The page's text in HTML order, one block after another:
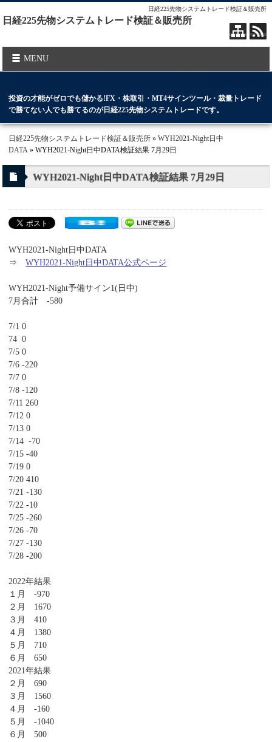
日経225先物システムトレード検証＆販売所
日経225先物システムトレード検証＆販売所
MENU
投資の才能がゼロでも儲かる!FX・株取引・MT4サインツール・裁量トレード
で勝てない人でも勝てるのが日経225先物システムトレードです。
日経225先物システムトレード検証＆販売所 »WYH2021-Night日中
DATA » WYH2021-Night日中DATA検証結果 7月29日
WYH2021-Night日中DATA検証結果 7月29日
WYH2021-Night日中DATA
⇒WYH2021-Night日中DATA公式ページ
WYH2021-Night予備サイン1(日中)
7月合計 -580
7/1 0
74 0
7/5 0
7/6 -220
7/7 0
7/8 -120
7/11 260
7/12 0
7/13 0
7/14 -70
7/15 -40
7/19 0
7/20 410
7/21 -130
7/22 -10
7/25 -260
7/26 -70
7/27 -130
7/28 -200
2022年結果
１月 -970
２月 1670
３月 410
４月 1380
５月 710
６月 650
2021年結果
２月 690
３月 1560
４月 -160
５月 -1040
６月 500